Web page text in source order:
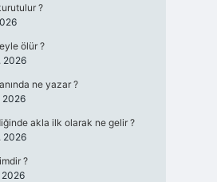
?
ölür ?
2026
ne yazar ?
2026
akla ilk olarak ne gelir ?
2026
?
2026